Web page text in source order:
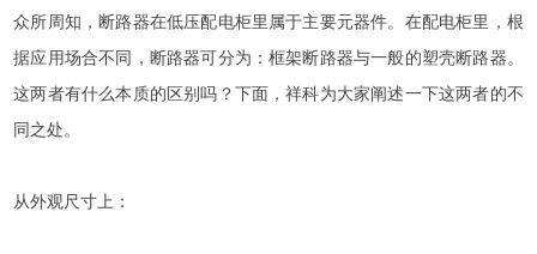
众所周知，断路器在低压配电柜里属于主要元器件。在配电柜里，根
据应用场合不同，断路器可分为：框架断路器与一般的塑壳断路器。
这两者有什么本质的区别吗？下面，祥科为大家阐述一下这两者的不
同之处。
从外观尺寸上：